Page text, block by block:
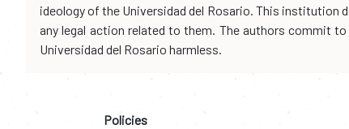
ideology of the Universidad del Rosario. This institution
any legal action related to them. The authors commit
Universidad del Rosario harmless.
Policies